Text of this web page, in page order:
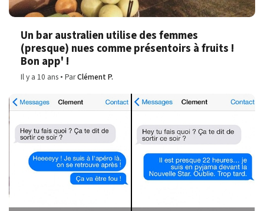
Un bar australien utilise des femmes
(presque) nues comme présentoirs à fruits !
Bon app' !
Il y a 10 ans ParClément P.